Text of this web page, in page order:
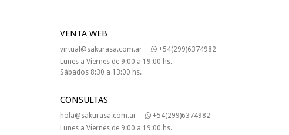
VENTA WEB
virtual@sakurasa.com.ar
+54(299)6374982
Lunes a Viernes de 9:00 a 19:00 hs.
Sábados 8:30 a 13:00 hs.
CONSULTAS
hola@sakurasa.com.ar
+54(299)6374982
Lunes a Viernes de 9:00 a 19:00 hs.